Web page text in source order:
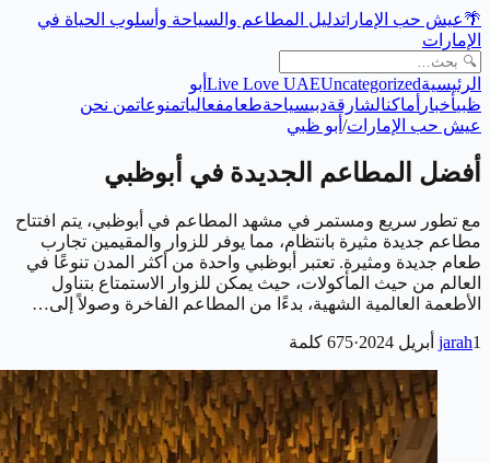
🌴عيش حب الإماراتدليل المطاعم والسياحة وأسلوب الحياة في
الإمارات
الرئيسية Live Love UAEUncategorized
أبو
ظبيأخبار أماكنالشارقةدبيسياحةطعامفعالياتمنوعاتمن نحن
عيش حب الإمارات/ أبو ظبي
أفضل المطاعم الجديدة في أبوظبي
مع تطور سريع ومستمر في مشهد المطاعم في أبوظبي، يتم افتتاح
مطاعم جديدة مثيرة بانتظام، مما يوفر للزوار والمقيمين تجارب
طعام جديدة ومثيرة. تعتبر أبوظبي واحدة من أكثر المدن تنوعًا في
العالم من حيث المأكولات، حيث يمكن للزوار الاستمتاع بتناول
الأطعمة العالمية الشهية، بدءًا من المطاعم الفاخرة وصولاً إلى…
jarah1 أبريل 2024 ·
675 كلمة